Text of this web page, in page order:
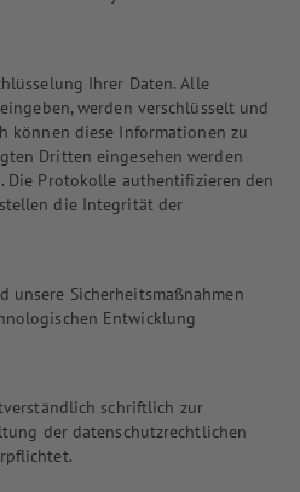
Ihrer Daten. Alle
werden verschlüsselt und
können diese Informationen zu
Dritten eingesehen werden
Die Protokolle authentifizieren den
die Integrität der
unsere Sicherheitsmaßnahmen
Entwicklung
schriftlich zur
der datenschutzrechtlichen